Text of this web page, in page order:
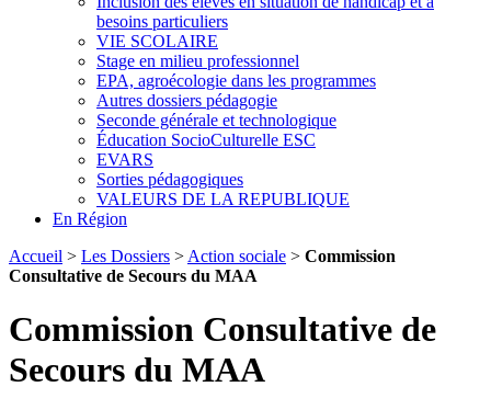
besoins particuliers
VIE SCOLAIRE
Stage en milieu professionnel
EPA, agroécologie dans les programmes
Autres dossiers pédagogie
Seconde générale et technologique
Éducation SocioCulturelle ESC
EVARS
Sorties pédagogiques
VALEURS DE LA REPUBLIQUE
En Région
Accueil > Les Dossiers > Action sociale > Commission
Consultative de Secours du MAA
Commission Consultative de
Secours du MAA